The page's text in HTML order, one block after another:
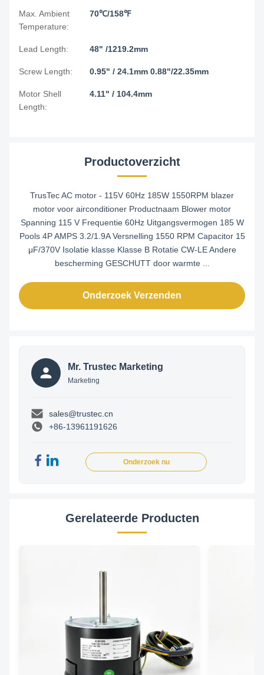
Max. Ambient
Temperature:
70℃/158℉
Lead Length: 48" /1219.2mm
Screw Length: 0.95" / 24.1mm 0.88"/22.35mm
Motor Shell
Length:
4.11" / 104.4mm
Productoverzicht
TrusTec AC motor - 115V 60Hz 185W 1550RPM blazer
motor voor airconditioner Productnaam Blower motor
Spanning 115 V Frequentie 60Hz Uitgangsvermogen 185 W
Pools 4P AMPS 3.2/1.9A Versnelling 1550 RPM Capacitor 15
μF/370V Isolatie klasse Klasse B Rotatie CW-LE Andere
bescherming GESCHUTT door warmte ...
Onderzoek Verzenden
Mr. Trustec Marketing
Marketing
sales@trustec.cn
+86-13961191626
Onderzoek nu
Gerelateerde Producten